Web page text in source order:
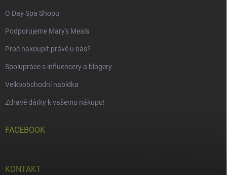
O Day Spa Shopu
Podporujeme Mary's Meals
Proč nakoupit právě u nás?
Spolupráce s influencery a blogery
Velkoobchodní nabídka
Zdravé dárky k vašemu nákupu!
FACEBOOK
KONTAKT